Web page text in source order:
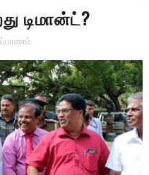
டிமான்ட்?